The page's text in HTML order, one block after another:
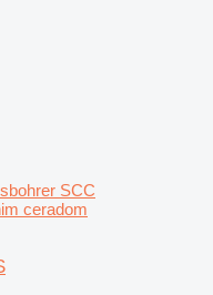
SCC
ceradom